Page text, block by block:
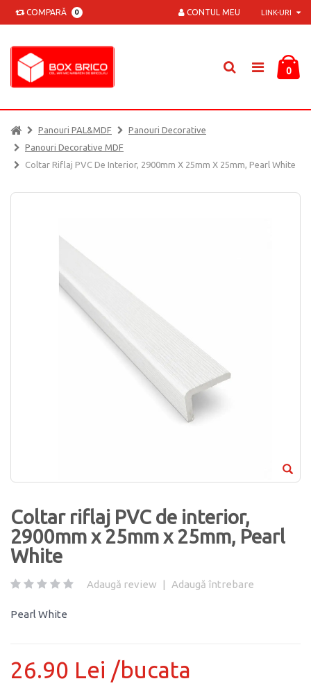
COMPARĂ 0 LINK-URI
CONTUL MEU
0
Panouri PAL&MDF
Panouri Decorative
Panouri Decorative MDF
Coltar Riflaj PVC De Interior, 2900mm X 25mm X 25mm, Pearl White
Coltar riflaj PVC de interior,
2900mm x 25mm x 25mm, Pearl
White
Adaugă review | Adaugă întrebare
Pearl White
26.90 Lei /bucata